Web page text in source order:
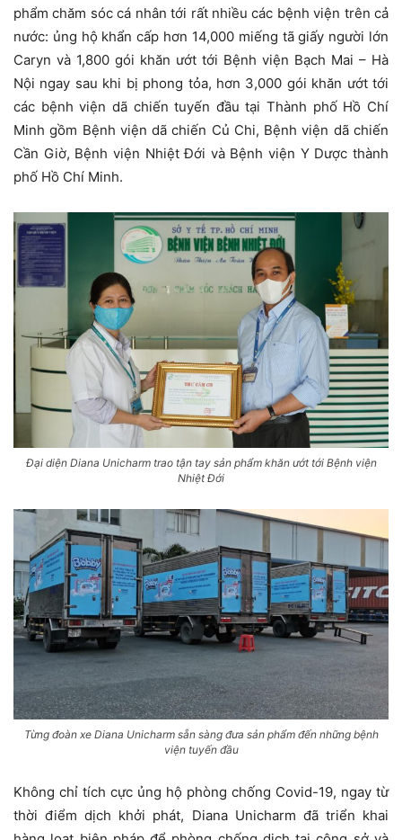
phẩm chăm sóc cá nhân tới rất nhiều các bệnh viện trên cả
nước: ủng hộ khẩn cấp hơn 14,000 miếng tã giấy người lớn
Caryn và 1,800 gói khăn ướt tới Bệnh viện Bạch Mai – Hà
Nội ngay sau khi bị phong tỏa, hơn 3,000 gói khăn ướt tới
các bệnh viện dã chiến tuyến đầu tại Thành phố Hồ Chí
Minh gồm Bệnh viện dã chiến Củ Chi, Bệnh viện dã chiến
Cần Giờ, Bệnh viện Nhiệt Đới và Bệnh viện Y Dược thành
phố Hồ Chí Minh.
Đại diện Diana Unicharm trao tận tay sản phẩm khăn ướt tới Bệnh viện
Nhiệt Đới
Từng đoàn xe Diana Unicharm sẵn sàng đưa sản phẩm đến những bệnh
viện tuyến đầu
Không chỉ tích cực ủng hộ phòng chống Covid-19, ngay từ
thời điểm dịch khởi phát, Diana Unicharm đã triển khai